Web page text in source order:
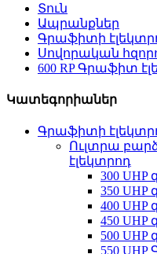
Տուն
Ապրանքներ
Գրաֆիտի
Սովորական
600 RP Գրաֆիտ
Կատեգորիաներ
Գրաֆիտի
Ուլտրա
էլեկտրոդ
300
350
400
450
500
550